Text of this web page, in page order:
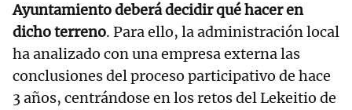
Ayuntamiento deberá decidir qué hacer en
dicho terreno. Para ello, la administración local
ha analizado con una empresa externa las
conclusiones del proceso participativo de hace
3 años, centrándose en los retos del Lekeitio de